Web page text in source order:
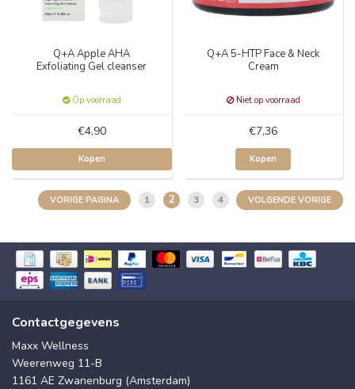
Q+A Apple AHA
Exfoliating Gel cleanser
Op voorraad
€4,90
Kopen
Q+A 5-HTP Face & Neck
Cream
Niet op voorraad
€7,36
Kopen
VORIGE PAGINA 1 2 3 4 VOLGENDE VORIGE
Contactgegevens
Maxx Wellness
Weerenweg 11-B
1161 AE Zwanenburg (Amsterdam)